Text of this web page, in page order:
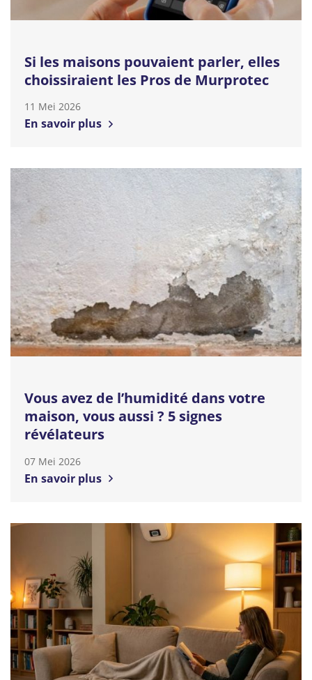
Si les maisons pouvaient parler, elles
choissiraient les Pros de Murprotec
11 Mei 2026
En savoir plus
Vous avez de l’humidité dans votre
maison, vous aussi ? 5 signes
révélateurs
07 Mei 2026
En savoir plus